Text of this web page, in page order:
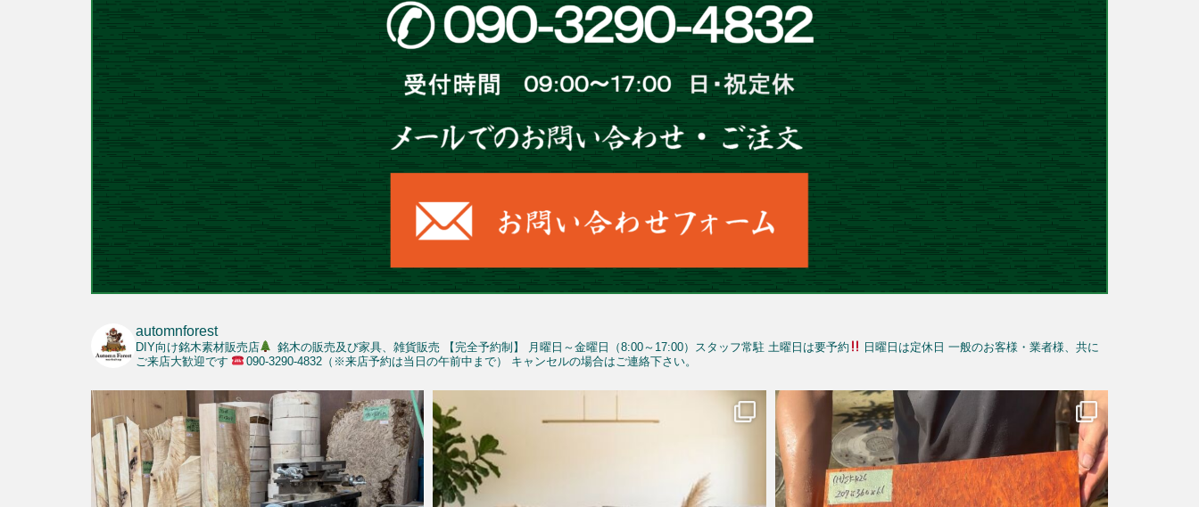
automnforest
DIY向け銘木素材販売店 銘木の販売及び家具、雑貨販売 【完全予約制】 月曜日～金曜日（8:00～17:00）スタッフ常駐 土曜日は要予約 日曜日は定休日 一般のお客様・業者様、共に
ご来店大歓迎です
090-3290-4832（※来店予約は当日の午前中まで） キャンセルの場合はご連絡下さい。